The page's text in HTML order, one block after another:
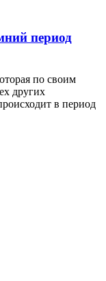
период
по своим
других
в период